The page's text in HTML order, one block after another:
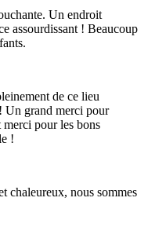
Un endroit
assourdissant ! Beaucoup
de ce lieu
Un grand merci pour
pour les bons
!
chaleureux, nous sommes